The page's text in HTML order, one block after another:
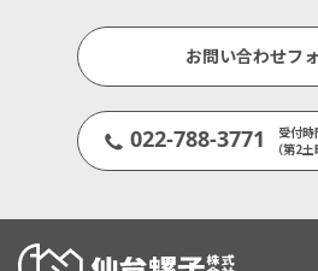
お問い合わせフ
022-788-3771
受付
（第2